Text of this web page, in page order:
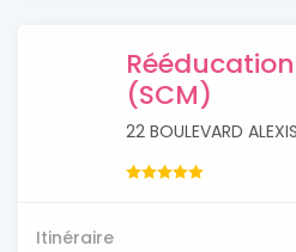
(SCM)
22 BOULEVARD
Itinéraire